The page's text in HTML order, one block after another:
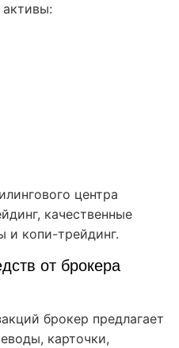
центра
качественные
и копи-трейдинг.
от брокера
брокер предлагает
карточки,